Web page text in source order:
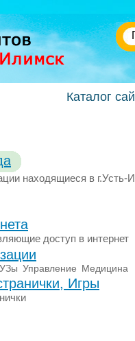
Каталог
находящиеся в г.Усть-
доступ в интернет
Управление Медицина
Игры